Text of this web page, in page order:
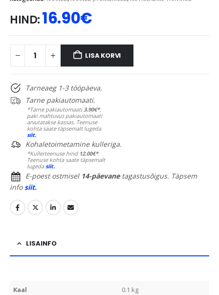
HIND:16.90€
LISA KORVI
Tarneaeg 1-3 tööpäeva.
Tarne pakiautomaati.
*Tarne pakiautomaati 3.90€*,
paki mahtuvus pakiautomaati
arvutatakse kassas. Teenuse
kohta saate täpsemalt lugeda
siit.
Kohaletoimetamine kulleriga.
*Kullerteenuse hind 12.00€*.
Teenuse kohta saate täpsemalt
lugedasiit.
E-poest ostmisel 14-päevanetagastusõigus. Täpsem
infosiit.
LISAINFO
Kaal 0.1 kg